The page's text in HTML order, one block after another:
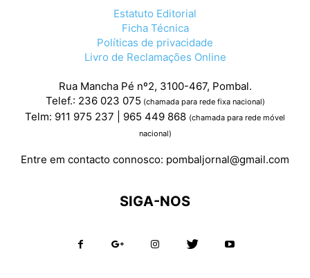
Estatuto Editorial
Ficha Técnica
Políticas de privacidade
Livro de Reclamações Online
Rua Mancha Pé nº2, 3100-467, Pombal.
Telef.: 236 023 075 (chamada para rede fixa nacional)
Telm: 911 975 237 | 965 449 868 (chamada para rede móvel
nacional)
Entre em contacto connosco: pombaljornal@gmail.com
SIGA-NOS